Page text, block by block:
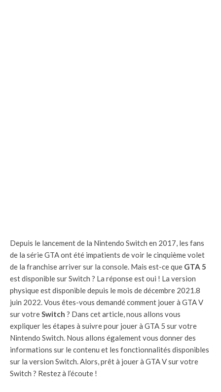
Depuis le lancement de la Nintendo Switch en 2017, les fans
de la série GTA ont été impatients de voir le cinquième volet
de la franchise arriver sur la console. Mais est-ce que GTA 5
est disponible sur Switch ? La réponse est oui ! La version
physique est disponible depuis le mois de décembre 2021.8
juin 2022. Vous êtes-vous demandé comment jouer à GTA V
sur votreSwitch ? Dans cet article, nous allons vous
expliquer les étapes à suivre pour jouer à GTA 5 sur votre
Nintendo Switch. Nous allons également vous donner des
informations sur le contenu et les fonctionnalités disponibles
sur la version Switch. Alors, prêt à jouer à GTA V sur votre
Switch ? Restez à l’écoute !